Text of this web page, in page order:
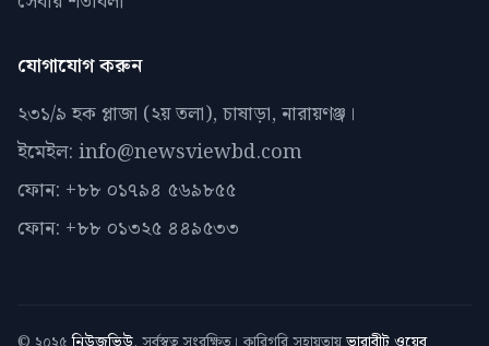
যোগাযোগ করুন
২৩১/৯ হক প্লাজা (২য় তলা), চাষাড়া, নারায়ণঞ্জ।
ইমেইল: info@newsviewbd.com
ফোন: +৮৮ ০১৭৯৪ ৫৬৯৮৫৫
ফোন: +৮৮ ০১৩২৫ ৪৪৯৫৩৩